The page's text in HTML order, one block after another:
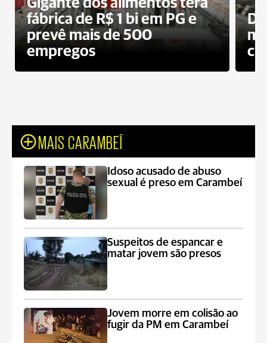
fábrica de R$ 1 bi em PG e
prevê mais de 500
empregos
MAIS CARAMBEÍ
Idoso acusado de abuso
sexual é preso em Carambeí
Suspeitos de espancar e
matar jovem são presos
Jovem morre em colisão ao
fugir da PM em Carambeí